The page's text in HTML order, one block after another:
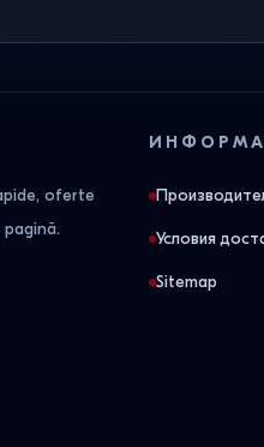
oferte
Условия
Sitemap